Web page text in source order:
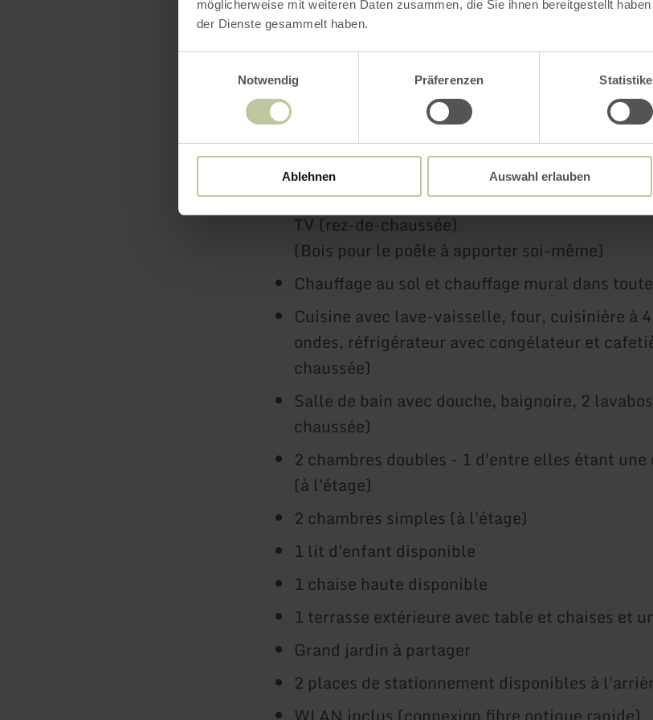
möglicherweise mit weiteren Daten zusammen, die Sie ihnen bereitgestellt
der Dienste gesammelt haben.
Notwendig
Präferenzen
Ablehnen Auswahl erlauben
L'église, un monument et un terrain de jeu pour
juste de l'autre côté de la rue.
Équipements
Salon/salle à manger avec grande table à
TV (rez-de-chaussée)
(Bois pour le poêle à apporter soi-même)
Chauffage au sol et chauffage mural dans
Cuisine avec lave-vaisselle, four, cuisinière à
ondes, réfrigérateur avec congélateur et
chaussée)
Salle de bain avec douche, baignoire, 2
chaussée)
2 chambres doubles - 1 d'entre elles étant une
(à l'étage)
2 chambres simples (à l'étage)
1 lit d'enfant disponible
1 chaise haute disponible
1 terrasse extérieure avec table et chaises et
Grand jardin à partager
2 places de stationnement disponibles à